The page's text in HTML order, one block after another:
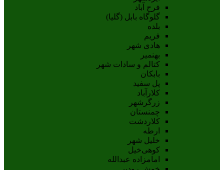
فرح آباد
گلوگاه بابل (گلیا)
بلده
فریم
هادی شهر
بهنمیر
کتالم و سادات شهر
بابکان
پل سفید
کلارآباد
زرگرشهر
چمنستان
کلاردشت
ارطه
خلیل شهر
کوهی‌خیل
امامزاده عبدالله